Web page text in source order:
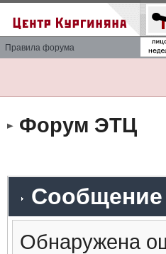
Правила форума
Форум ЭТЦ
Обнаружена